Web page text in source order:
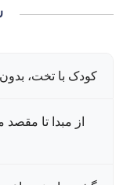
کودک با تخت،
از مبدا تا